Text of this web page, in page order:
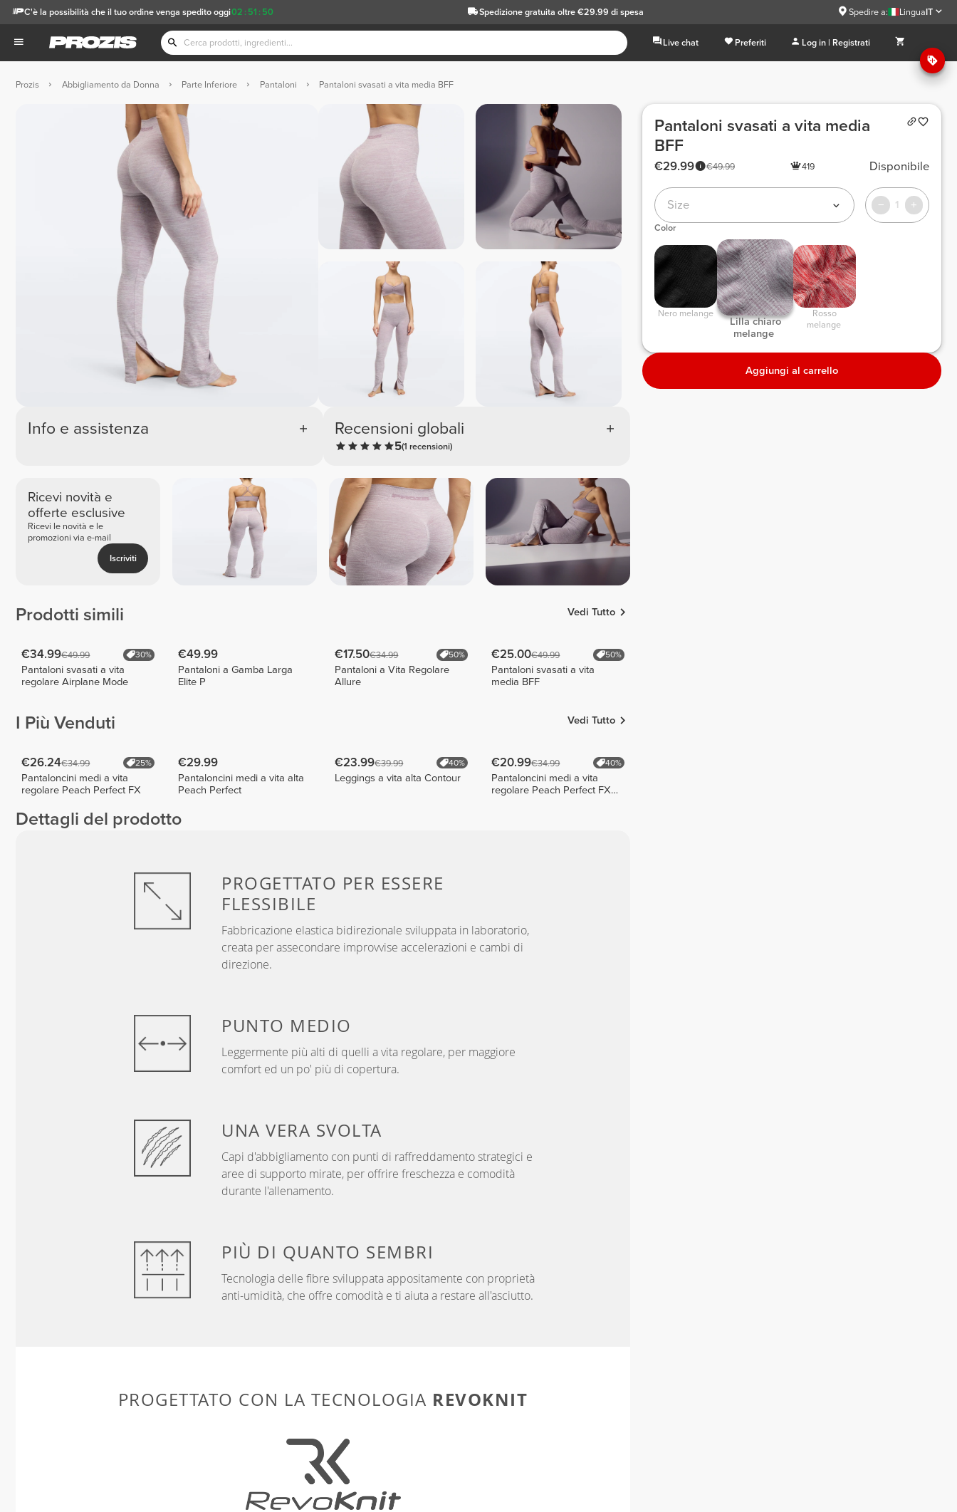
02 : 51 : 49
C'è la possibilità che il tuo ordine venga spedito oggi Spedizione gratuita oltre €29.99 di spesa Spedire a: LinguaIT
Live chat Preferiti Log in | Registrati
Prozis Abbigliamento da Donna Parte Inferiore Pantaloni Pantaloni svasati a vita media BFF
Info e assistenza Recensioni globali
5(1 recensioni)
Ricevi novità e
offerte esclusive
Ricevi le novità e le
promozioni via e-mail
Iscriviti
Prodotti simili Vedi Tutto
€34.99€49.99 30%
Pantaloni svasati a vita
regolare Airplane Mode
€49.99
Pantaloni a Gamba Larga
Elite P
€17.50€34.99 50%
Pantaloni a Vita Regolare
Allure
€25.00€49.99 50%
Pantaloni svasati a vita
media BFF
I Più Venduti Vedi Tutto
€26.24€34.99 25%
Pantaloncini medi a vita
regolare Peach Perfect FX
€29.99
Pantaloncini medi a vita alta
Peach Perfect
€23.99€39.99 40%
Leggings a vita alta Contour
€20.99€34.99 40%
Pantaloncini medi a vita
regolare Peach Perfect FX
Dettagli del prodotto
PROGETTATO PER ESSERE
FLESSIBILE
Fabbricazione elastica bidirezionale sviluppata in laboratorio,
creata per assecondare improvvise accelerazioni e cambi di
direzione.
PUNTO MEDIO
Leggermente più alti di quelli a vita regolare, per maggiore
comfort ed un po' più di copertura.
UNA VERA SVOLTA
Capi d'abbigliamento con punti di raffreddamento strategici e
aree di supporto mirate, per offrire freschezza e comodità
durante l'allenamento.
PIÙ DI QUANTO SEMBRI
Tecnologia delle fibre sviluppata appositamente con proprietà
anti-umidità, che offre comodità e ti aiuta a restare all'asciutto.
PROGETTATO CON LA TECNOLOGIA REVOKNIT
Pantaloni svasati a vita media
BFF
€49.99
€29.99 419 Disponibile
Size 1
Color
Nero melange
Lilla chiaro
melange
melange
Aggiungi al carrello